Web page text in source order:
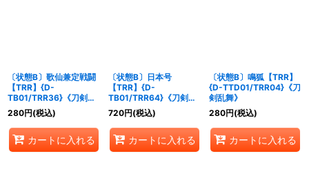
〔状態B〕歌仙兼定戦闘
【TRR】{D-
TB01/TRR36}《刀剣乱
舞》
280円(税込)
カートに入れる
〔状態B〕日本号
【TRR】{D-
TB01/TRR64}《刀剣乱
舞》
720円(税込)
カートに入れる
〔状態B〕鳴狐【TRR】
{D-TTD01/TRR04}《刀
剣乱舞》
280円(税込)
カートに入れる